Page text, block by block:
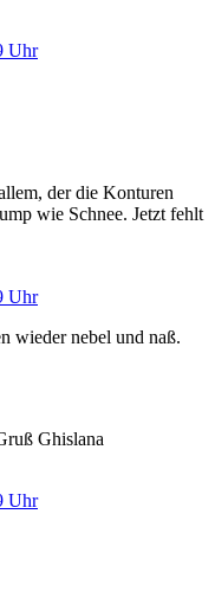
Uhr
der die Konturen
wie Schnee. Jetzt fehlt
Uhr
wieder nebel und naß.
Ghislana
Uhr